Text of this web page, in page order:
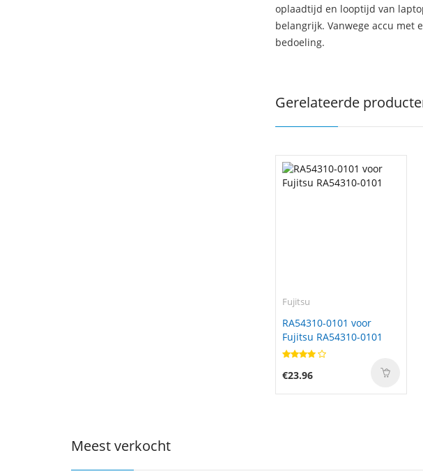
oplaadtijd en looptijd van
belangrijk. Vanwege accu met
bedoeling.
Gerelateerde
Fujitsu
RA54310-0101 voor
Fujitsu RA54310-0101
€23.96
Meest verkocht